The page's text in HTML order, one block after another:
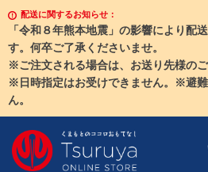
配送に関するお知らせ：
「令和８年熊本地震」の影響により配
す。何卒ご了承くださいませ。
※ご注文される場合は、お送り先様のご
※日時指定はお受けできません。※避
ん。